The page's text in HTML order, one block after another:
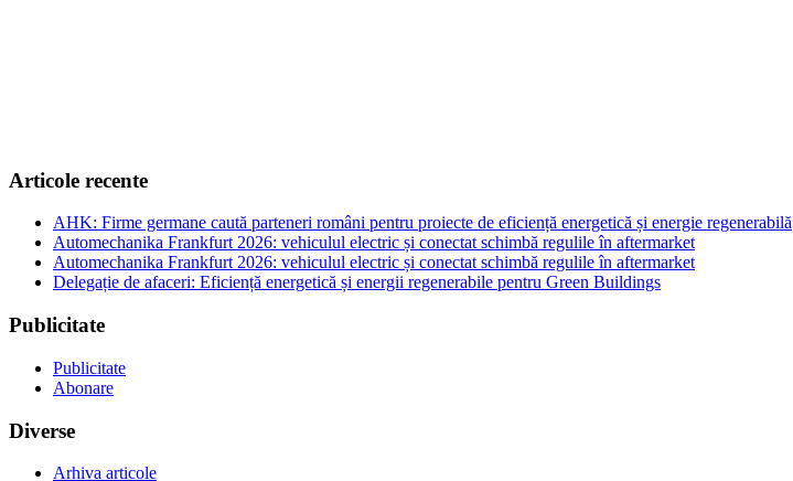
Articole recente
AHK: Firme germane caută parteneri români pentru proiecte de eficiență energetică și energie regenerabilă
Automechanika Frankfurt 2026: vehiculul electric și conectat schimbă regulile în aftermarket
Automechanika Frankfurt 2026: vehiculul electric și conectat schimbă regulile în aftermarket
Delegație de afaceri: Eficiență energetică și energii regenerabile pentru Green Buildings
Publicitate
Publicitate
Abonare
Diverse
Arhiva articole